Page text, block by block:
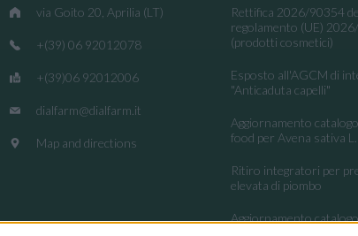
via Goito 20, Aprilia (LT)
+(39) 06 92012078
+(39)06 92012006
dialfarm@dialfarm.it
Map and directions
Rettifica 2026/90354
regolamento (UE)
(prodotti cosmetici)
Esposto all'AGCM di
"Anticaduta capelli"
Aggiornamento
food per Avena sativa L.
Ritiro integratori per
elevata di piombo
Aggiornamento